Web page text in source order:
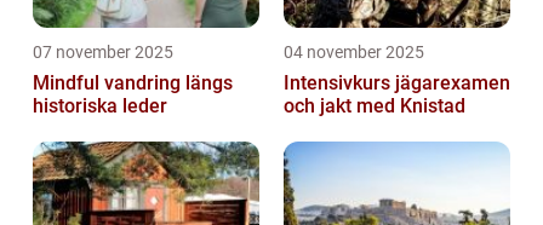
07 november 2025
Mindful vandring längs
historiska leder
04 november 2025
Intensivkurs jägarexamen
och jakt med Knistad